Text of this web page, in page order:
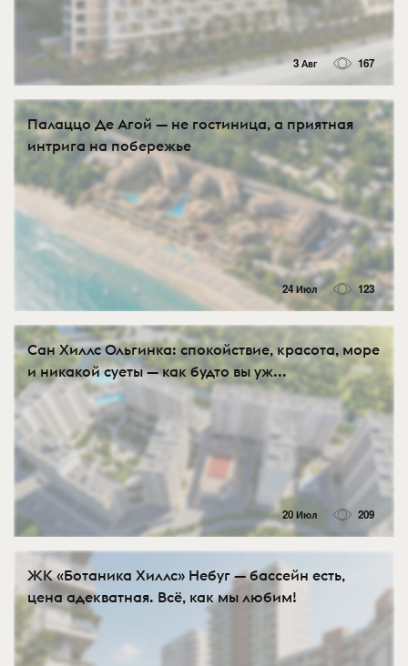
3 Авг 167
Палаццо Де Агой — не гостиница, а приятная
интрига на побережье
24 Июл 123
Сан Хиллс Ольгинка: спокойствие, красота, море
и никакой суеты — как будто вы уж...
20 Июл 209
ЖК «Ботаника Хиллс» Небуг — бассейн есть,
цена адекватная. Всё, как мы любим!